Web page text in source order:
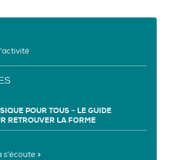
POUR TOUS − LE GUIDE
RETROUVER LA FORME
»